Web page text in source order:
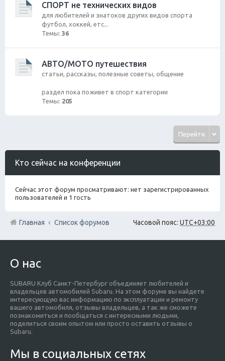
СПОРТ не технических видов
для любителей и знатоков других видов спорта
футбол, хоккей, етс...
Темы: 36
АВТО/МОТО путешествия
статьи, рассказы, полезные советы, общение
раздел пока поживет в спорт категории
Темы: 205
Перейти
Кто сейчас на конференции
Сейчас этот форум просматривают: нет зарегистрированных
пользователей и 1 гость
Часовой пояс: UTC+03:00
Главная Список форумов
О нас
SUBARU Клуб Санкт-Петербург объединяет любителей и
владельцев автомобилей Subaru. На этом форуме вы найдете
интересующую вас информацию по эксплуатации и ремонту
вашего автомобиля, отзывы владельцев, а так же сможете
познакомиться и пообщаться с интересными людьми,
поделиться своим опытом или просто оставить отзывы о
Subaru.
Мы в социальных сетях